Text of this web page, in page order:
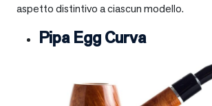
aspetto distintivo a ciascun modello.
Pipa Egg Curva